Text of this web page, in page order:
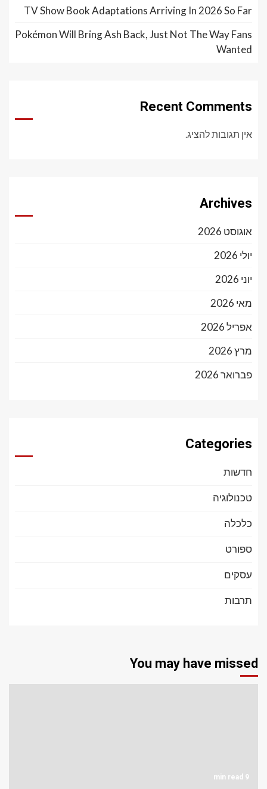
TV Show Book Adaptations Arriving In 2026 So Far
Pokémon Will Bring Ash Back, Just Not The Way Fans
Wanted
Recent Comments
אין תגובות להציג.
Archives
אוגוסט 2026
יולי 2026
יוני 2026
מאי 2026
אפריל 2026
מרץ 2026
פברואר 2026
Categories
חדשות
טכנולוגיה
כלכלה
ספורט
עסקים
תרבות
You may have missed
9 min read